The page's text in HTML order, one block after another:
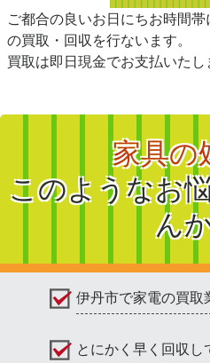
ご都合の良いお日にちお時間
の買取・回収を行ないます。
買取は即日現金でお支払いたし
家具の
このようなお
ん
伊丹市で家電の買取
とにかく早く回収し